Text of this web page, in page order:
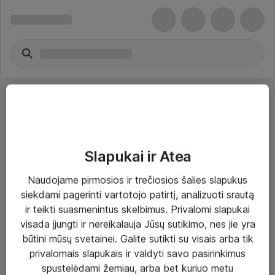
Paslaugos
Sprendimai
Įgyvendinti projektai
Atea ekspertų patarimai verslui
Slapukai ir Atea
Naudojame pirmosios ir trečiosios šalies slapukus
siekdami pagerinti vartotojo patirtį, analizuoti srautą
ir teikti suasmenintus skelbimus. Privalomi slapukai
visada įjungti ir nereikalauja Jūsų sutikimo, nes jie yra
būtini mūsų svetainei. Galite sutikti su visais arba tik
privalomais slapukais ir valdyti savo pasirinkimus
spustelėdami žemiau, arba bet kuriuo metu